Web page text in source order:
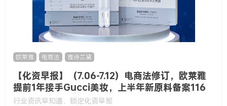
欧莱雅 电商法 雅诗兰黛
【化资早报】（7.06-7.12）电商法修订，欧莱雅
提前1年接手Gucci美妆，上半年新原料备案116
款……
行业资讯早知道，锁定化资早报